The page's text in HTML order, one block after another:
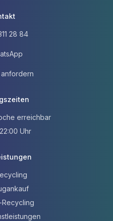
28 84
erreichbar
Uhr
Recycling